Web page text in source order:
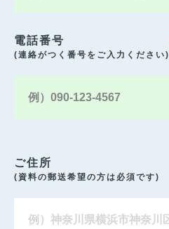
電話番号
(連絡がつく番号をご入力ください)
ご住所
(資料の郵送希望の方は必須です)